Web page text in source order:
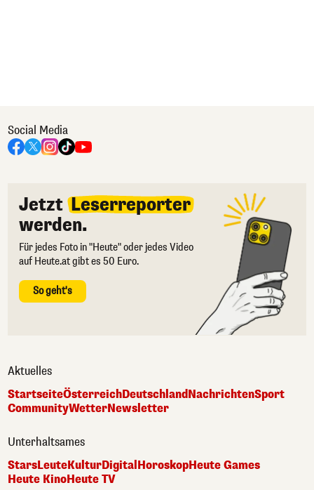
Social Media
Jetzt Leserreporter
werden.
Für jedes Foto in "Heute" oder jedes Video
auf Heute.at gibt es 50 Euro.
So geht's
Aktuelles
StartseiteÖsterreichDeutschlandNachrichtenSport
CommunityWetterNewsletter
Unterhaltsames
StarsLeuteKulturDigitalHoroskopHeute Games
Heute KinoHeute TV